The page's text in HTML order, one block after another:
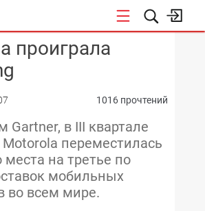
КОНФЕРЕНЦИИ
проиграла
1016 прочтений
в III квартале
переместилась
места на третье по
мобильных
во всем мире.